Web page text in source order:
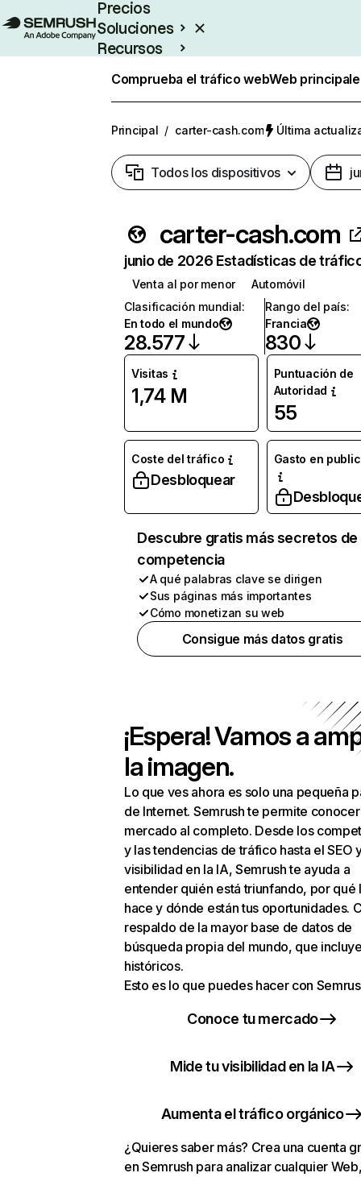
Precios
Soluciones
Recursos
Comprueba el tráfico webWeb
Principal / carter-cash.com Última
Todos los dispositivos
carter-cash.com
junio de 2026 Estadísticas de
Venta al por menor
Automóvil
Clasificación mundial:
En todo el mundo
28.577
Rango del país:
Francia
830
Visitas
1,74 M
Puntuación de
Autoridad
55
Coste del tráfico
Desbloquear
Gasto en
Descubre gratis más secretos de
competencia
A qué palabras clave se dirigen
Sus páginas más importantes
Cómo monetizan su web
Consigue más datos gratis
¡Espera! Vamos a
la imagen.
Lo que ves ahora es solo una pequeña
de Internet. Semrush te permite
mercado al completo. Desde los
y las tendencias de tráfico hasta el SEO
visibilidad en la IA, Semrush te ayuda a
entender quién está triunfando, por qué
hace y dónde están tus oportunidades.
respaldo de la mayor base de datos de
búsqueda propia del mundo, que
históricos.
Esto es lo que puedes hacer con
Conoce tu mercado
Mide tu visibilidad en la IA
Aumenta el tráfico orgánico
¿Quieres saber más? Crea una cuenta
en Semrush para analizar cualquier